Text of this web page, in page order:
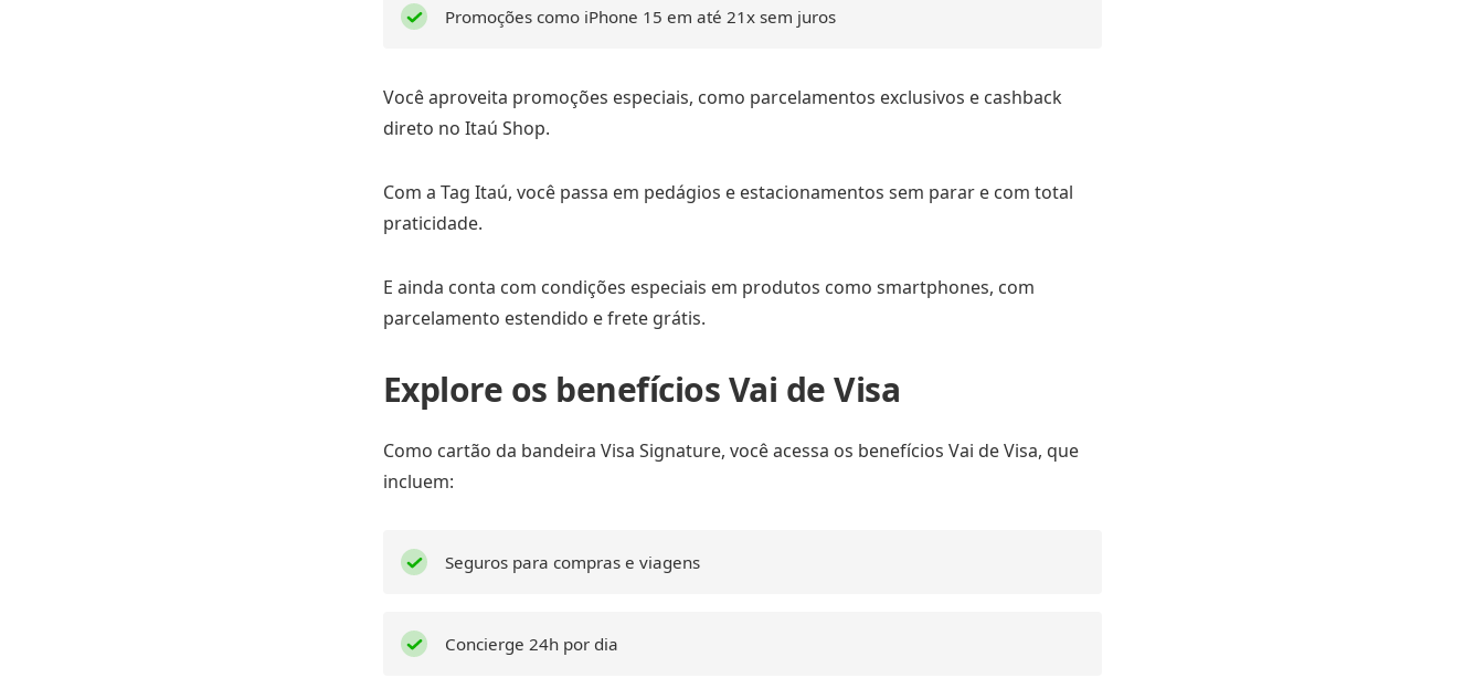
Promoções como iPhone 15 em até 21x sem juros
Você aproveita promoções especiais, como parcelamentos exclusivos e cashback
direto no Itaú Shop.
Com a Tag Itaú, você passa em pedágios e estacionamentos sem parar e com total
praticidade.
E ainda conta com condições especiais em produtos como smartphones, com
parcelamento estendido e frete grátis.
Explore os benefícios Vai de Visa
Como cartão da bandeira Visa Signature, você acessa os benefícios Vai de Visa, que
incluem:
Seguros para compras e viagens
Concierge 24h por dia